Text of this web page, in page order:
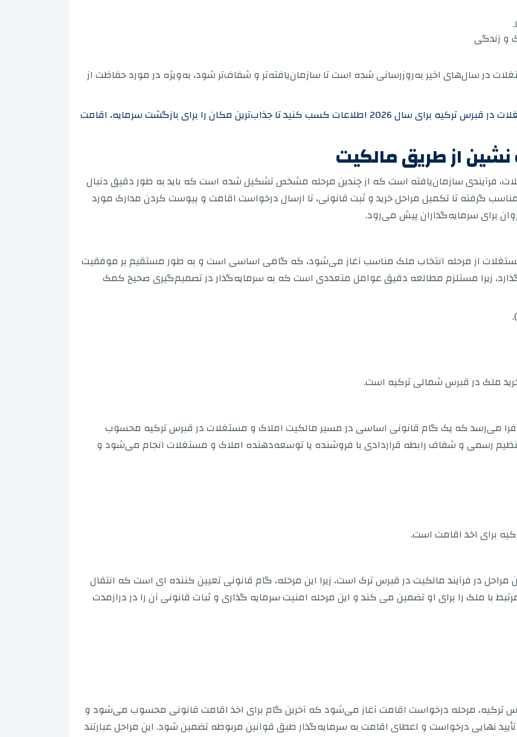
و زندگی
در سال‌های اخیر به‌روزرسانی شده است تا سازمان‌یافته‌تر و شفاف‌تر شود، به‌ویژه در مورد حفاظت از
و در مورد بهترین مناطق سرمایه‌گذاری املاک و مستغلات در قبرس ترکیه برای سال 2026 اطلاعات کسب کنید تا جذاب‌ترین مکان را برای بازگشت سرمایه، اقامت
از طریق مالکیت
فرآیندی سازمان‌یافته است که از چندین مرحله مشخص تشکیل شده است که باید به طور دقیق دنبال
گرفته تا تکمیل مراحل خرید و ثبت قانونی، تا ارسال درخواست اقامت و پیوست کردن مدارک مورد
برای سرمایه‌گذاران پیش می‌رود.
از مرحله انتخاب ملک مناسب آغاز می‌شود، که گامی اساسی است و به طور مستقیم بر موفقیت
زیرا مستلزم مطالعه دقیق عوامل متعددی است که به سرمایه‌گذار در تصمیم‌گیری صحیح کمک
ملک در قبرس شمالی ترکیه است.
فرا می‌رسد که یک گام قانونی اساسی در مسیر مالکیت املاک و مستغلات در قبرس ترکیه محسوب
تنظیم رسمی و شفاف رابطه قراردادی با فروشنده یا توسعه‌دهنده املاک و مستغلات انجام می‌شود و
برای اخذ اقامت است.
در فرآیند مالکیت در قبرس ترک است، زیرا این مرحله، گام قانونی تعیین کننده ای است که انتقال
با ملک را برای او تضمین می کند و این مرحله امنیت سرمایه گذاری و ثبات قانونی آن را در درازمدت
ترکیه، مرحله درخواست اقامت آغاز می‌شود که آخرین گام برای اخذ اقامت قانونی محسوب می‌شود و
نهایی درخواست و اعطای اقامت به سرمایه‌گذار طبق قوانین مربوطه تضمین شود. این مراحل عبارتند